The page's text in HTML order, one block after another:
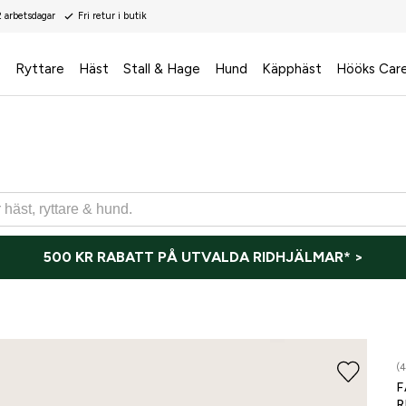
Fri retur i butik
Ryttare Häst Stall & Hage Hund Käpphäst Hööks
500 KR RABATT PÅ UTVALDA RIDHJÄLMAR* >